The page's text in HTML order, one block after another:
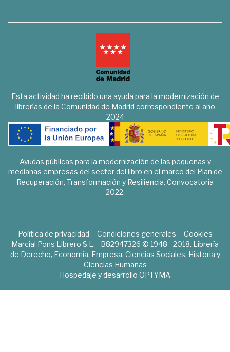
Esta actividad ha recibido una ayuda para la modernización de
librerías de la Comunidad de Madrid correspondiente al año
2024
Ayudas públicas para la modernización de las pequeñas y
medianas empresas del sector del libro en el marco del Plan de
Recuperación, Transformación y Resiliencia. Convocatoria
2022.
Política de privacidad Condiciones generales
Cookies
Marcial Pons Librero S.L. - B82947326 © 1948 - 2018. Librería
de Derecho, Economía, Empresa, Ciencias Sociales, Historia y
Ciencias Humanas
Hospedaje y desarrollo OPTYMA